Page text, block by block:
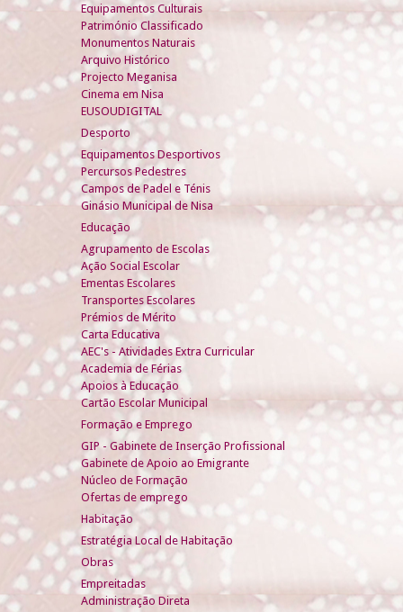
Equipamentos Culturais
Património Classificado
Monumentos Naturais
Arquivo Histórico
Projecto Meganisa
Cinema em Nisa
EUSOUDIGITAL
Desporto
Equipamentos Desportivos
Percursos Pedestres
Campos de Padel e Ténis
Ginásio Municipal de Nisa
Educação
Agrupamento de Escolas
Ação Social Escolar
Ementas Escolares
Transportes Escolares
Prémios de Mérito
Carta Educativa
AEC's - Atividades Extra Curricular
Academia de Férias
Apoios à Educação
Cartão Escolar Municipal
Formação e Emprego
GIP - Gabinete de Inserção Profissional
Gabinete de Apoio ao Emigrante
Núcleo de Formação
Ofertas de emprego
Habitação
Estratégia Local de Habitação
Obras
Empreitadas
Administração Direta